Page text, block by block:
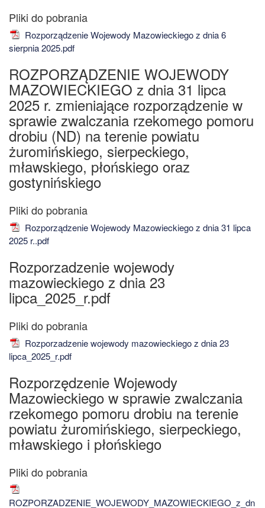
Rozporządzenie Wojewody Mazowieckiego z dnia 6
sierpnia 2025.pdf
ROZPORZĄDZENIE WOJEWODY
MAZOWIECKIEGO z dnia 31 lipca
2025 r. zmieniające rozporządzenie w
sprawie zwalczania rzekomego pomoru
drobiu (ND) na terenie powiatu
żuromińskiego, sierpeckiego,
mławskiego, płońskiego oraz
gostynińskiego
Rozporządzenie Wojewody Mazowieckiego z dnia 31 lipca
2025 r..pdf
Rozporzadzenie wojewody
mazowieckiego z dnia 23
lipca_2025_r.pdf
Rozporzadzenie wojewody mazowieckiego z dnia 23
lipca_2025_r.pdf
Rozporzędzenie Wojewody
Mazowieckiego w sprawie zwalczania
rzekomego pomoru drobiu na terenie
powiatu żuromińskiego, sierpeckiego,
mławskiego i płońskiego
ROZPORZADZENIE_WOJEWODY_MAZOWIECKIEGO_z_dn